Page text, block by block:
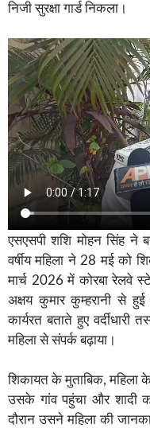
निजी सुरक्षा गार्ड निकला।
एसएसपी शशि मोहन सिंह ने
वर्षीय महिला ने 28 मई को
मार्च 2026 में कोरबा रेलवे
अक्षय कुमार कुम्हरानी से
कार्यरत बताते हुए वर्दीधारी
महिला से संपर्क बढ़ाया।
शिकायत के मुताबिक, महिला
उसके गांव पहुंचा और शादी
दौरान उसने महिला की